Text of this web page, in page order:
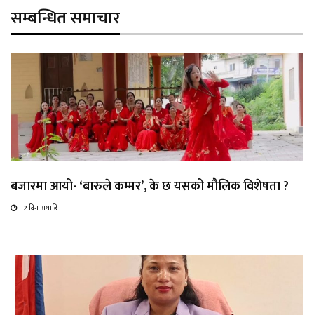
सम्बन्धित समाचार
बजारमा आयो- ‘बारुले कम्मर’, के छ यसको मौलिक विशेषता ?
2 दिन अगाडि